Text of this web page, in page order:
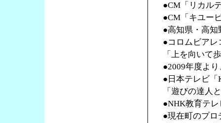
●CM「リカル
●CM「キユー
●高知県・高知
●コロムビアレ
「上を向いて
●2009年度よ
●日本テレビ
「遊びの達人
●NHK教育テ
●現在町のプロ